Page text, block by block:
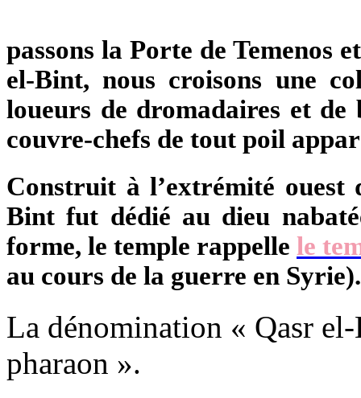
passons la Porte de Temenos
el-Bint, nous croisons une
loueurs de dromadaires et
couvre-chefs de tout poil
Construit à l’extrémité ouest
Bint fut dédié au dieu
forme, le temple rappelle le
au cours de la guerre en Syrie).
La dénomination « Qasr
pharaon ».